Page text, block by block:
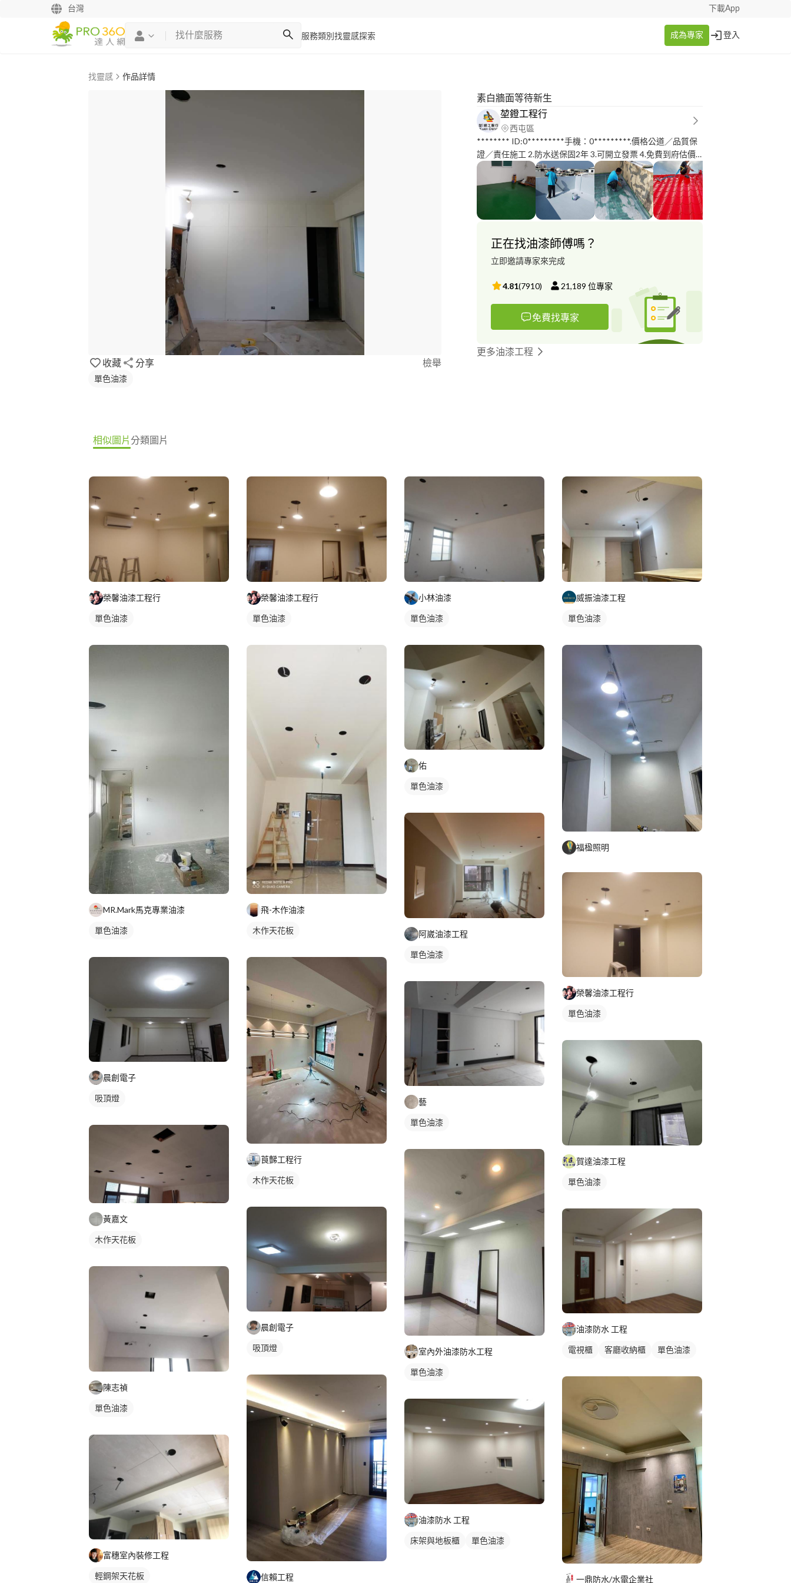
台灣 下載App
服務類別 找靈感探索 成為專家 登入
找靈感 作品詳情
收藏 分享 檢舉
單色油漆
素白牆面等待新生
堃鐙工程行
西屯區
******** ID:0*********手機：0*********.價格公道／品質保
證／責任施工 2.防水送保固2年 3.可開立發票 4.免費到府估價
（全台適用） 5.預約成功享獨家優惠 6.十年以上老經驗 7.經
歷：民宿、咖啡廳、民宅、別墅屋頂防水及室內油漆／高雄過
港隧道油漆工程／88快速道路萬大大橋防鏽油漆工程／英業達
科技股份有限公司批土工程／鐵皮浪板漆／台南保安大隊室內
油漆工程
正在找油漆師傅嗎？
立即邀請專家來完成
4.81(7910) 21,189 位專家
免費找專家
更多油漆工程
相似圖片分類圖片
榮馨油漆工程行
單色油漆
MR.Mark馬克專業油漆
單色油漆
晨創電子
吸頂燈
黃嘉文
木作天花板
陳志禎
單色油漆
富穗室內裝修工程
輕鋼架天花板
榮馨油漆工程行
單色油漆
飛-木作油漆
木作天花板
莨豑工程行
木作天花板
晨創電子
吸頂燈
信賴工程
小林油漆
單色油漆
佑
單色油漆
阿崴油漆工程
單色油漆
藝
單色油漆
室內外油漆防水工程
單色油漆
油漆防水 工程
床架與地板櫃 單色油漆
威振油漆工程
單色油漆
福楹照明
榮馨油漆工程行
單色油漆
賀達油漆工程
單色油漆
油漆防水 工程
電視櫃 客廳收納櫃 單色油漆
一鼎防水/水電企業社